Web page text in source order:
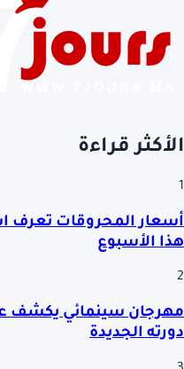
الأكثر قراءة
1
أسعار المحروقات تعرف
هذا الأسبوع
2
مهرجان سينمائي يكشف
دورته الجديدة